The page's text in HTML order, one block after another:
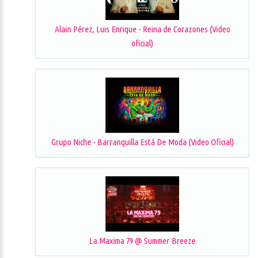
Alain Pérez, Luis Enrique - Reina de Corazones (Video
oficial)
Grupo Niche - Barranquilla Está De Moda (Video Oficial)
La Maxima 79 @ Summer Breeze